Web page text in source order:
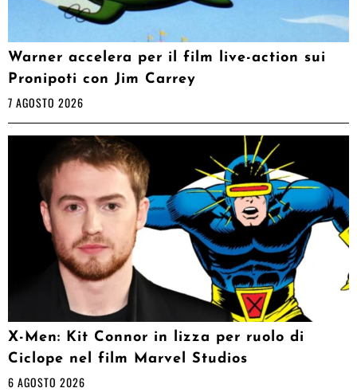
Warner accelera per il film live-action sui
Pronipoti con Jim Carrey
7 AGOSTO 2026
X-Men: Kit Connor in lizza per ruolo di
Ciclope nel film Marvel Studios
6 AGOSTO 2026